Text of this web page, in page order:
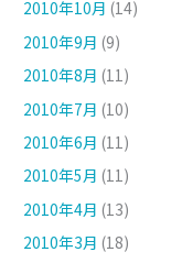
2010年10月 (14)
2010年9月 (9)
2010年8月 (11)
2010年7月 (10)
2010年6月 (11)
2010年5月 (11)
2010年4月 (13)
2010年3月 (18)